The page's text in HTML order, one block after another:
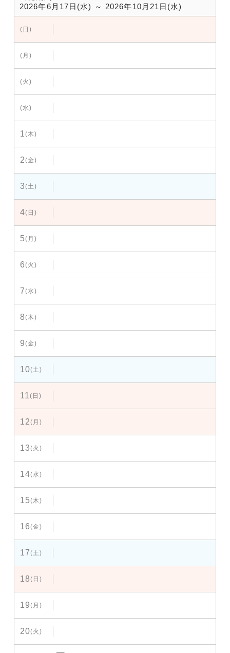
2026年6月17日(水) ～ 2026年10月21日(水)
(日)
(月)
(火)
(水)
1(木)
2(金)
3(土)
4(日)
5(月)
6(火)
7(水)
8(木)
9(金)
10(土)
11(日)
12(月)
13(火)
14(水)
15(木)
16(金)
17(土)
18(日)
19(月)
20(火)